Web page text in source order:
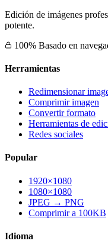
Edición de imágenes
potente.
100% Basado en
Herramientas
Redimensionar
Comprimir imagen
Convertir formato
Herramientas de
Redes sociales
Popular
1920×1080
1080×1080
JPEG → PNG
Comprimir a 100KB
Idioma